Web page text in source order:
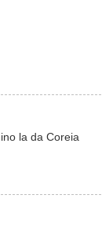
la da Coreia